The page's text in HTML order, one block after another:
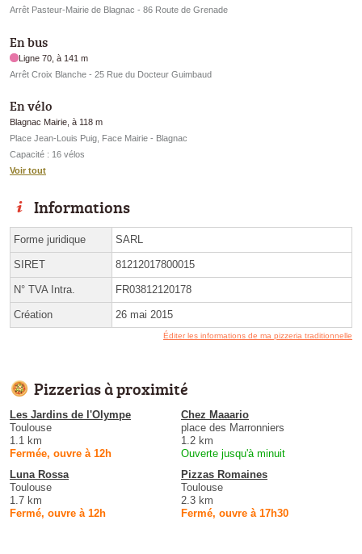
Arrêt Pasteur-Mairie de Blagnac - 86 Route de Grenade
En bus
Ligne 70, à 141 m
Arrêt Croix Blanche - 25 Rue du Docteur Guimbaud
En vélo
Blagnac Mairie, à 118 m
Place Jean-Louis Puig, Face Mairie - Blagnac
Capacité : 16 vélos
Voir tout
Informations
Forme juridique SARL
SIRET 81212017800015
N° TVA Intra. FR03812120178
Création 26 mai 2015
Éditer les informations de ma pizzeria traditionnelle
Pizzerias à proximité
Les Jardins de l'Olympe
Toulouse
1.1 km
Fermée, ouvre à 12h
Chez Maaario
place des Marronniers
1.2 km
Ouverte jusqu'à minuit
Luna Rossa
Toulouse
1.7 km
Fermé, ouvre à 12h
Pizzas Romaines
Toulouse
2.3 km
Fermé, ouvre à 17h30